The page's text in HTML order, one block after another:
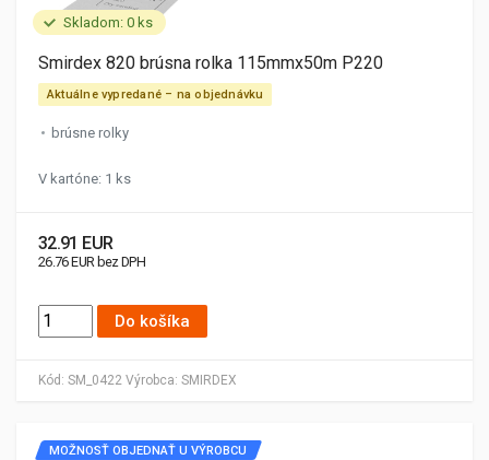
Skladom: 0 ks
Kód: SM_0422 Výrobca: SMIRDEX
Smirdex 820 brúsna rolka 115mmx50m P220
Aktuálne vypredané – na objednávku
brúsne rolky
V kartóne: 1 ks
32.91 EUR
26.76 EUR bez DPH
Do košíka
MOŽNOSŤ OBJEDNAŤ U VÝROBCU